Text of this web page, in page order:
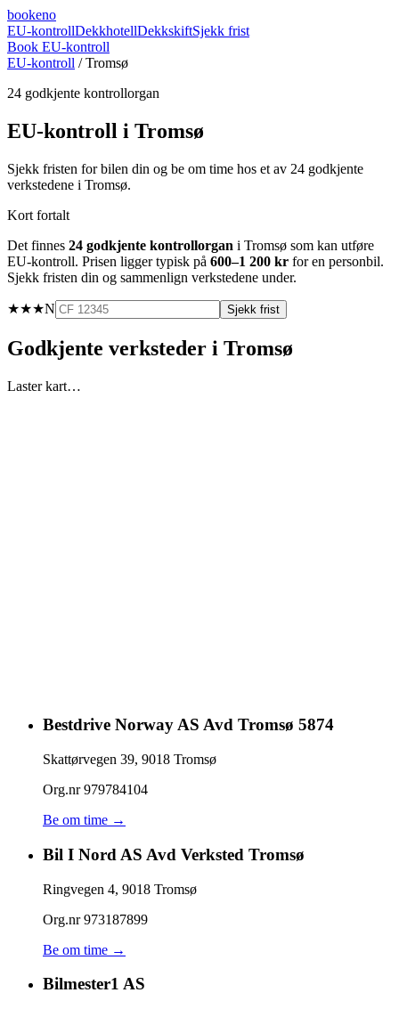
bookeno
EU-kontrollDekkhotellDekkskiftSjekk frist
Book EU-kontroll
EU-kontroll /Tromsø
24 godkjente kontrollorgan
EU-kontroll i Tromsø
Sjekk fristen for bilen din og be om time hos et av 24 godkjente
verkstedene i Tromsø.
Kort fortalt
Det finnes 24 godkjente kontrollorgan i Tromsø som kan utføre
EU-kontroll. Prisen ligger typisk på 600–1 200 kr for en personbil.
Sjekk fristen din og sammenlign verkstedene under.
★★★N Sjekk frist
Godkjente verksteder i Tromsø
Laster kart…
Bestdrive Norway AS Avd Tromsø 5874
Skattørvegen 39, 9018 Tromsø
Org.nr979784104
Be om time →
Bil I Nord AS Avd Verksted Tromsø
Ringvegen 4, 9018 Tromsø
Org.nr973187899
Be om time →
Bilmester1 AS